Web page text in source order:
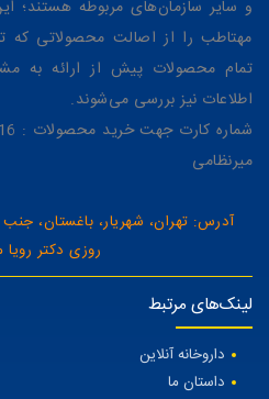
تمایل به بارداری
پزشک شما می‌تواند با توجه به
را برای شما تجویز کند.
قرص‌های تنظیم قاعدگی: کنترل چرخه
قرص‌های تنظیم قاعدگی برای زنانی
نامنظم، دردناک یا شدید هستند،
مقادیری از هورمون‌های زنانه
انواع مختلفی از قرص‌های تنظیم
ترکیبات هورمونی متفاوتی دارند.
از هورمون‌های زنانه هستند، در
متغیری هستند.
قرص های یائسگی می توانند ابزاری
و تنظیم دوره های قاعدگی باشند.
گونه دارویی، حتماً با پزشک خود
دارو برای شما مناسب است.
و سایر سازمان‌های مربوطه هستند؛
مهتاطب را از اصالت محصولاتی که
تمام محصولات پیش از ارائه به
اطلاعات نیز بررسی می‌شوند.
میرنظامی
آدرس: تهران، شهریار، باغستان، جنب
روزی دکتر رویا
لینک‌های مرتبط
داروخانه آنلاین
داستان ما